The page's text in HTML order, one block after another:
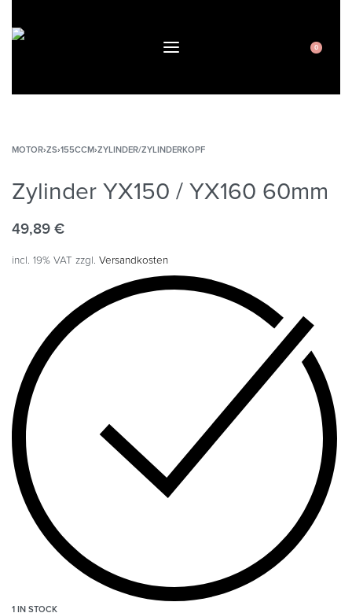
0
MOTOR›ZS›155CCM›ZYLINDER/ZYLINDERKOPF
Zylinder YX150 / YX160 60mm
49,89 €
incl. 19% VAT zzgl. Versandkosten
1 IN STOCK